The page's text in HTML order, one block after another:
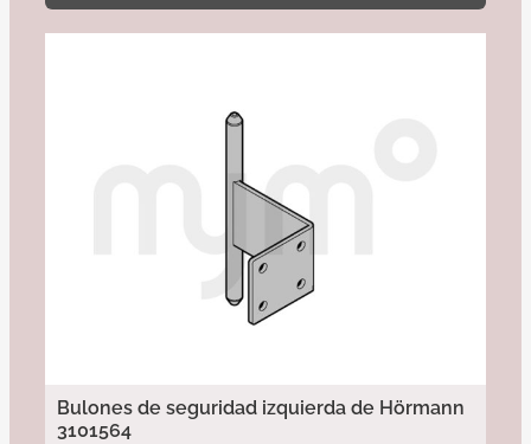
Bulones de seguridad izquierda de Hörmann
3101564